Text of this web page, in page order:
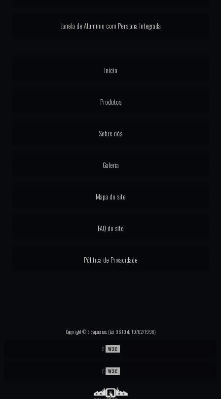
Janela de Aluminio com Persiana Integrada
Início
Produtos
Sobre nós
Galeria
Mapa do site
FAQ do site
Pólitica de Privacidade
Copyright © E Esquadrias. (Lei 9610 de 19/02/1998)
W3C
W3C